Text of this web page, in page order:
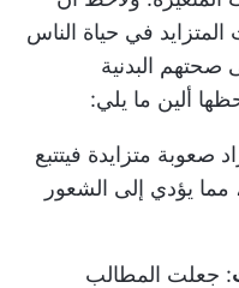
المتزايد في حياة الناس
صحتهم البدنية
ألين ما يلي:
صعوبة متزايدة فيتتبع
مما يؤدي إلى الشعور
: جعلت المطالب